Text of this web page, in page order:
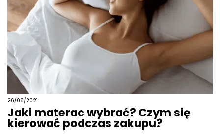
26/06/2021
Jaki materac wybrać? Czym się
kierować podczas zakupu?